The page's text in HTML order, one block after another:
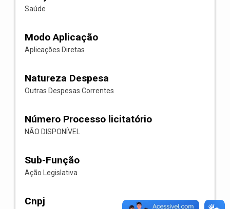
Saúde
Modo Aplicação
Aplicações Diretas
Natureza Despesa
Outras Despesas Correntes
Número Processo licitatório
NÃO DISPONÍVEL
Sub-Função
Ação Legislativa
Cnpj